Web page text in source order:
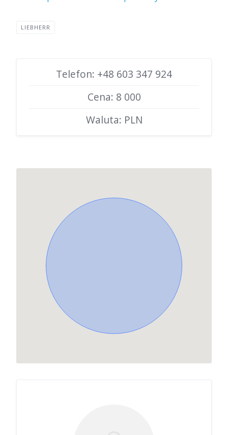
LIEBHERR
Telefon: +48 603 347 924
Cena: 8 000
Waluta: PLN